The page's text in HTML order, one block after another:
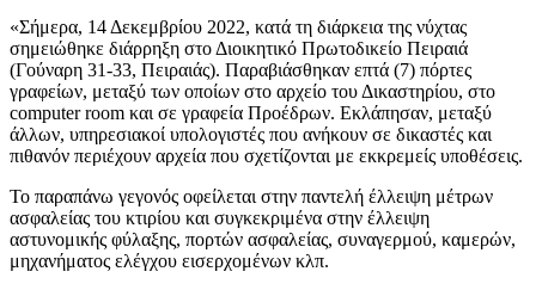
«Σήμερα, 14 Δεκεμβρίου 2022, κατά τη διάρκεια της νύχτας
σημειώθηκε διάρρηξη στο Διοικητικό Πρωτοδικείο Πειραιά
(Γούναρη 31-33, Πειραιάς). Παραβιάσθηκαν επτά (7) πόρτες
γραφείων, μεταξύ των οποίων στο αρχείο του Δικαστηρίου, στο
computer room και σε γραφεία Προέδρων. Εκλάπησαν, μεταξύ
άλλων, υπηρεσιακοί υπολογιστές που ανήκουν σε δικαστές και
πιθανόν περιέχουν αρχεία που σχετίζονται με εκκρεμείς υποθέσεις.
Το παραπάνω γεγονός οφείλεται στην παντελή έλλειψη μέτρων
ασφαλείας του κτιρίου και συγκεκριμένα στην έλλειψη
αστυνομικής φύλαξης, πορτών ασφαλείας, συναγερμού, καμερών,
μηχανήματος ελέγχου εισερχομένων κλπ.